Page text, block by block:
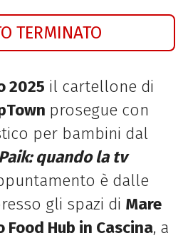
TERMINATO
2025 il cartellone di
prosegue con
per bambini dal
quando la tv
è dalle
gli spazi di Mare
Hub in Cascina, a